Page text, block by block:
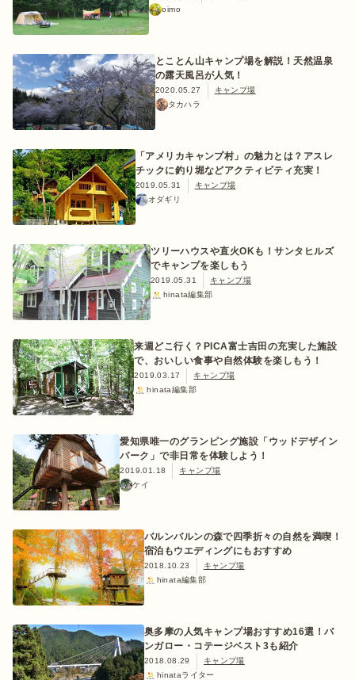
oimo
とことん山キャンプ場を解説！天然温泉
の露天風呂が人気！
2020.05.27
キャンプ場
タカハラ
「アメリカキャンプ村」の魅力とは？アスレ
チックに釣り堀などアクティビティ充実！
2019.05.31
キャンプ場
オダギリ
ツリーハウスや直火OKも！サンタヒルズ
でキャンプを楽しもう
2019.05.31
キャンプ場
hinata編集部
来週どこ行く？PICA富士吉田の充実した施設
で、おいしい食事や自然体験を楽しもう！
2019.03.17
キャンプ場
hinata編集部
愛知県唯一のグランピング施設「ウッドデザイン
パーク」で非日常を体験しよう！
2019.01.18
キャンプ場
ケイ
バルンバルンの森で四季折々の自然を満喫！
宿泊もウエディングにもおすすめ
2018.10.23
キャンプ場
hinata編集部
奥多摩の人気キャンプ場おすすめ16選！バ
ンガロー・コテージベスト3も紹介
2018.08.29
キャンプ場
hinataライター